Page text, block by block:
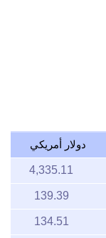
دولار أمريكي
4,335.11
139.39
134.51